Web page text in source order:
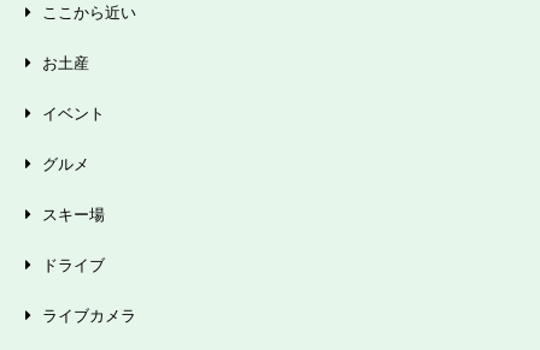
ここから近い
お土産
イベント
グルメ
スキー場
ドライブ
ライブカメラ